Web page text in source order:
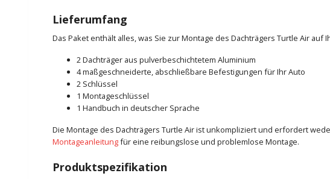
Lieferumfang
Das Paket enthält alles, was Sie zur Montage des Dachträgers Turtle Air auf
2 Dachträger aus pulverbeschichtetem Aluminium
4 maßgeschneiderte, abschließbare Befestigungen für Ihr Auto
2 Schlüssel
1 Montageschlüssel
1 Handbuch in deutscher Sprache
Die Montage des Dachträgers Turtle Air ist unkompliziert und erfordert
Montageanleitungfür eine reibungslose und problemlose Montage.
Produktspezifikation